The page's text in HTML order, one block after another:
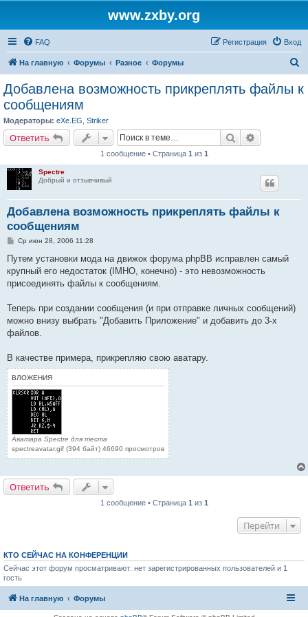
www.zxby.org
FAQ Вход
Регистрация
На главную Форумы Разное Форумы
и
Добавлена возможность прикреплять файлы к
сообщениям
Модераторы: eXe.EG Striker
Ответить Поиск
1 сообщение • Страница 1 из 1
Spectre
Добрый и отзывчивый
Добавлена возможность прикреплять файлы к
сообщениям
С
о
б
щ
е
е
Ср июн 28, 2006 11:28
Путем установки мода на движок форума phpBB исправлен самый
крупный его недостаток (IMHO, конечно) - это невозможность
присоединять файлы к сообщениям.
Теперь при создании сообщения (и при отправке личных сообщений)
можно внизу выбрать "Добавить Приложение" и добавить до 3-х
файлов.
В качестве примера, прикрепляю свою аватару.
ВЛОЖЕНИЯ
Аватара Spectre для теста
spectreavatar.gif (394 байт) 46690 просмотров
Ответить
1 сообщение • Страница 1 из 1
Перейти
КТО СЕЙЧАС НА КОНФЕРЕНЦИИ
Сейчас этот форум просматривают: нет зарегистрированных пользователей и 1
гость
На главную Форумы